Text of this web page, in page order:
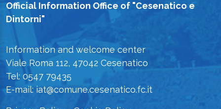
Official Information Office of "Cesenatico e
Dintorni"
Information and welcome center
Viale Roma 112, 47042 Cesenatico
Tel: 0547 79435
E-mail: iat@comune.cesenatico.fc.it